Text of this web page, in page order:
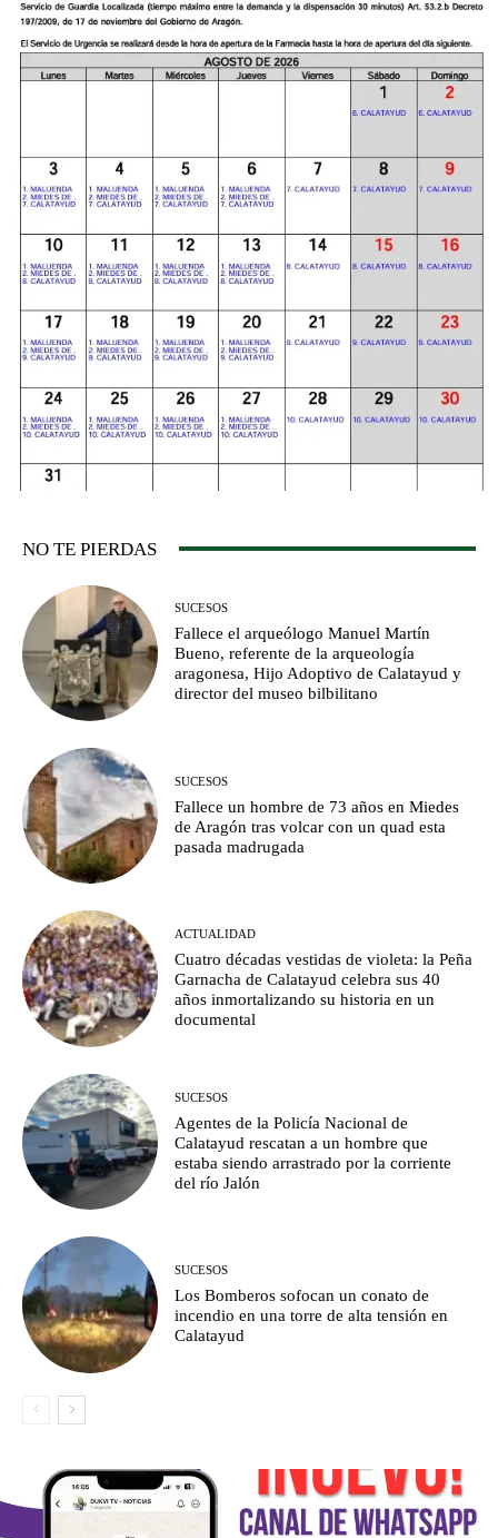
NO TE PIERDAS
SUCESOS
Fallece el arqueólogo Manuel Martín
Bueno, referente de la arqueología
aragonesa, Hijo Adoptivo de Calatayud y
director del museo bilbilitano
SUCESOS
Fallece un hombre de 73 años en Miedes
de Aragón tras volcar con un quad esta
pasada madrugada
ACTUALIDAD
Cuatro décadas vestidas de violeta: la Peña
Garnacha de Calatayud celebra sus 40
años inmortalizando su historia en un
documental
SUCESOS
Agentes de la Policía Nacional de
Calatayud rescatan a un hombre que
estaba siendo arrastrado por la corriente
del río Jalón
SUCESOS
Los Bomberos sofocan un conato de
incendio en una torre de alta tensión en
Calatayud